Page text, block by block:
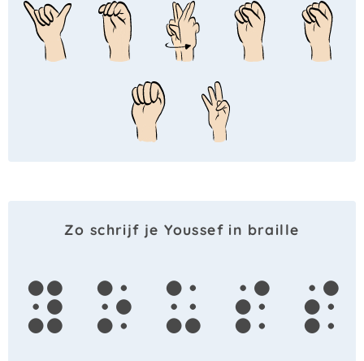
Zo schrijf je Youssef in braille
y o u s s